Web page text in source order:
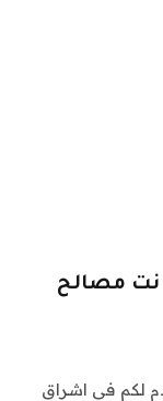
نت مصالح
نقدم لكم في اشراق